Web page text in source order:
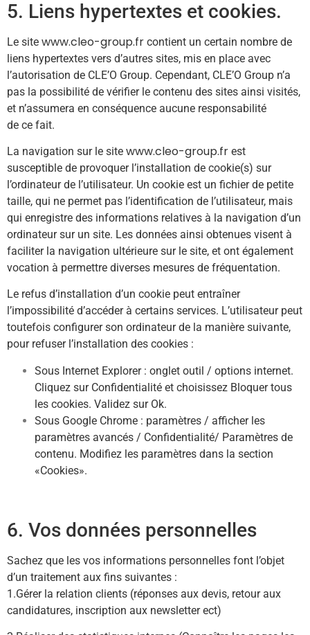
5. Liens hypertextes et cookies.
Le site www.cleo-group.fr contient un certain nombre de
liens hypertextes vers d’autres sites, mis en place avec
l’autorisation de CLE’O Group. Cependant, CLE’O Group n’a
pas la possibilité de vérifier le contenu des sites ainsi visités,
et n’assumera en conséquence aucune responsabilité
de ce fait.
La navigation sur le site www.cleo-group.fr est
susceptible de provoquer l’installation de cookie(s) sur
l’ordinateur de l’utilisateur. Un cookie est un fichier de petite
taille, qui ne permet pas l’identification de l’utilisateur, mais
qui enregistre des informations relatives à la navigation d’un
ordinateur sur un site. Les données ainsi obtenues visent à
faciliter la navigation ultérieure sur le site, et ont également
vocation à permettre diverses mesures de fréquentation.
Le refus d’installation d’un cookie peut entraîner
l’impossibilité d’accéder à certains services. L’utilisateur peut
toutefois configurer son ordinateur de la manière suivante,
pour refuser l’installation des cookies :
Sous Internet Explorer : onglet outil / options internet.
Cliquez sur Confidentialité et choisissez Bloquer tous
les cookies. Validez sur Ok.
Sous Google Chrome : paramètres / afficher les
paramètres avancés / Confidentialité/ Paramètres de
contenu. Modifiez les paramètres dans la section
«Cookies».
6. Vos données personnelles
Sachez que les vos informations personnelles font l’objet
d’un traitement aux fins suivantes :
1.Gérer la relation clients (réponses aux devis, retour aux
candidatures, inscription aux newsletter ect)